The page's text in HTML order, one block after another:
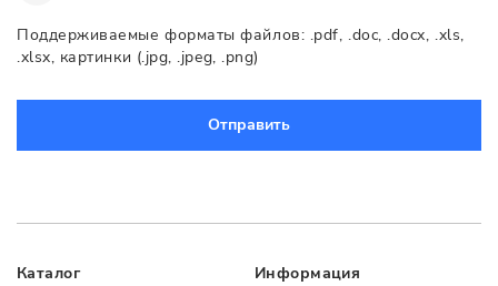
Поддерживаемые форматы файлов: .pdf, .doc, .docx, .xls,
.xlsx, картинки (.jpg, .jpeg, .png)
Отправить
Каталог
Информация